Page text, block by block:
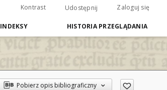
Kontrast Udostępnij Zaloguj się
INDEKSY HISTORIA PRZEGLĄDANIA
Pobierz opis bibliograficzny